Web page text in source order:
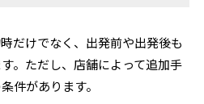
だけでなく、出発前や出発後も
。ただし、店舗によって追加手
件があります。